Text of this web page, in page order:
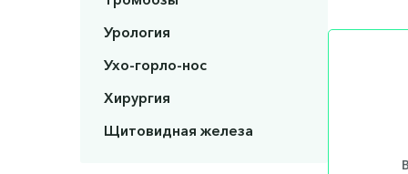
Урология
Ухо-горло-нос
Хирургия
Щитовидная железа